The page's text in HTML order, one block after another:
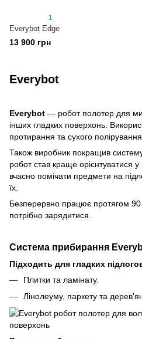
1
Everybot Edge
13 900 грн
Everybot
Everybot — робот полотер для
інших гладких поверхонь.
протирання та сухого полірування
Також виробник покращив систему
робот став краще орієнтуватися
вчасно помічати предмети на
їх.
Безперервно працює протягом
потрібно зарядитися.
Система прибирання
Підходить для гладких
Плитки та ламінату.
Лінолеуму, паркету та